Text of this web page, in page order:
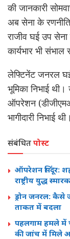
की जानकारी
अब सेना के
राजीव घई उप
कार्यभार भी संभाल
लेफ्टिनेंट जनरल
भूमिका निभाई
ऑपरेशन
भागीदारी निभाई थी।
संबंधितपोस्ट
ऑपरेशन सिंदूर:
राष्ट्रीय युद्ध
ड्रोन जनरल: कैसे
ताकत में बदला
पहलगाम हमले में
की जांच में मिले